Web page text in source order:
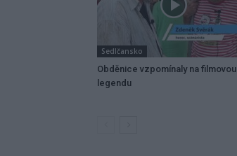
Sedlčansko
Obděnice vzpomínaly na filmovou
legendu